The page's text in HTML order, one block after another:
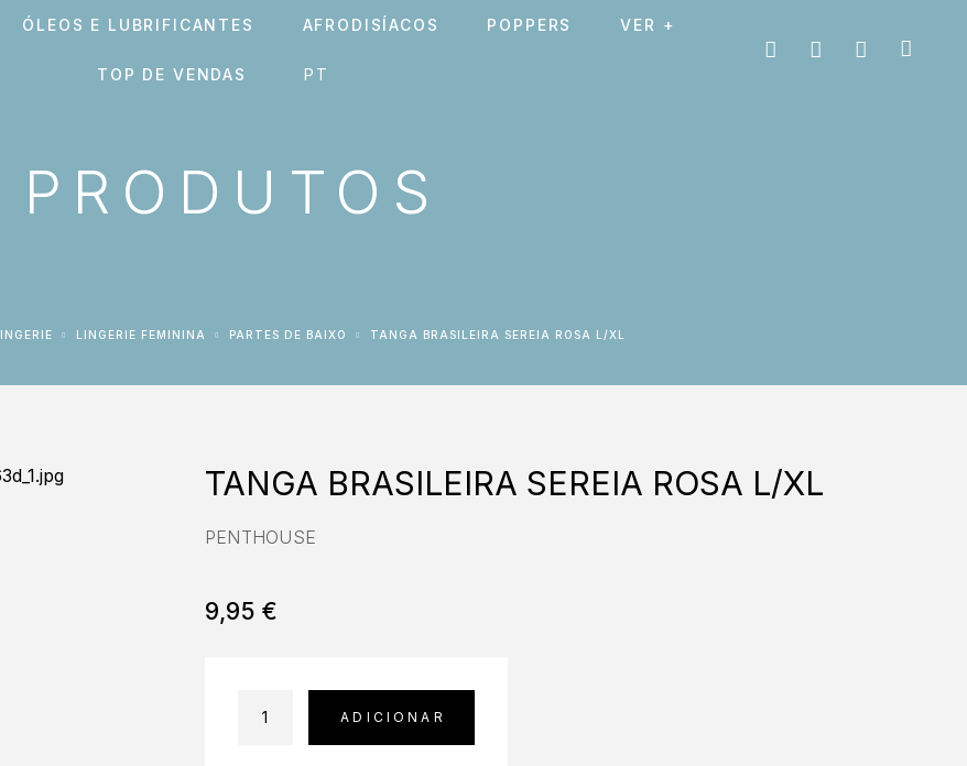
ÓLEOS E LUBRIFICANTES AFRODISÍACOS POPPERS VER +
TOP DE VENDAS
PRODUTOS
LINGERIE LINGERIE FEMININA PARTES DE BAIXO TANGA BRASILEIRA SEREIA ROSA L/XL
TANGA BRASILEIRA SEREIA ROSA L/XL
PENTHOUSE
9,95€
ADICIONAR